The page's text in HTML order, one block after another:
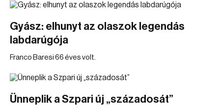
Gyász: elhunyt az olaszok legendás
labdarúgója
Franco Baresi 66 éves volt.
Ünneplik a Szpari új „századosát”